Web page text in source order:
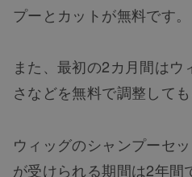
プーとカットが無料です。
また、最初の2カ月間は
さなどを無料で調整しても
ウィッグのシャンプーセ
が受けられる期間は2年間